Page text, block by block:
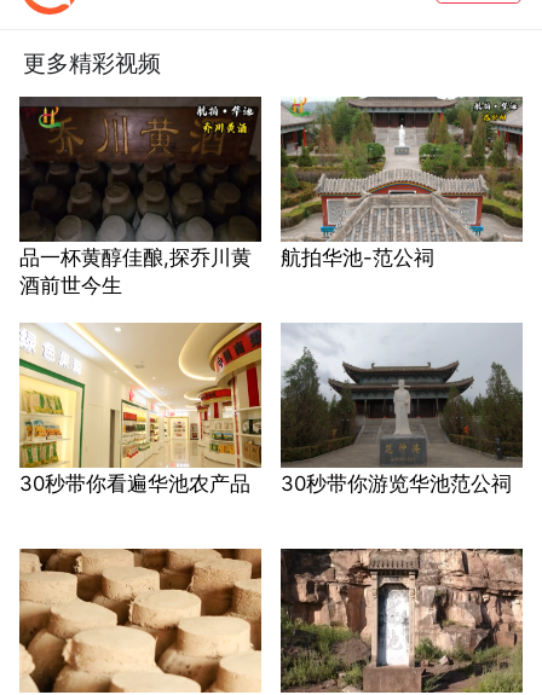
更多精彩视频
品一杯黄醇佳酿,探乔川黄
酒前世今生
航拍华池-范公祠
30秒带你看遍华池农产品 30秒带你游览华池范公祠